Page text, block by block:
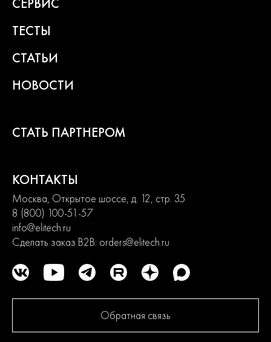
ТЕСТЫ
СТАТЬИ
НОВОСТИ
СТАТЬ ПАРТНЕРОМ
КОНТАКТЫ
Москва, Открытое шоссе, д. 12, стр. 35
8 (800) 100-51-57
info@elitech.ru
Сделать заказ B2B: orders@elitech.ru
Обратная связь